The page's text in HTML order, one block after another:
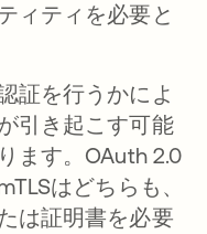
ィティを必要と
証を行うかによ
引き起こす可能
ます。OAuth 2.0
はどちらも、
は証明書を必要